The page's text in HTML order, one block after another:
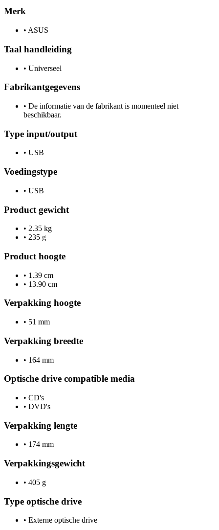
Merk
• ASUS
Taal handleiding
• Universeel
Fabrikantgegevens
• De informatie van de fabrikant is momenteel niet
beschikbaar.
Type input/output
• USB
Voedingstype
• USB
Product gewicht
• 2.35 kg
• 235 g
Product hoogte
• 1.39 cm
• 13.90 cm
Verpakking hoogte
• 51 mm
Verpakking breedte
• 164 mm
Optische drive compatible media
• CD's
• DVD's
Verpakking lengte
• 174 mm
Verpakkingsgewicht
• 405 g
Type optische drive
• Externe optische drive